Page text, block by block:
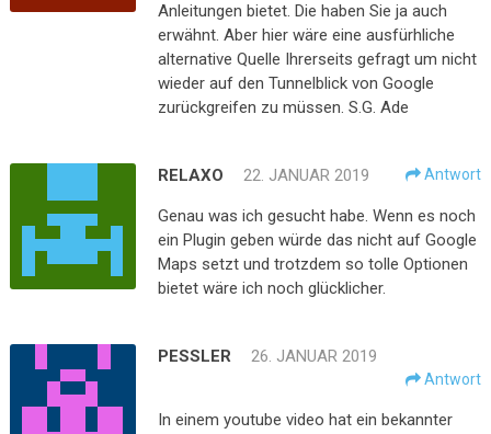
Anleitungen bietet. Die haben Sie ja auch
erwähnt. Aber hier wäre eine ausfürhliche
alternative Quelle Ihrerseits gefragt um nicht
wieder auf den Tunnelblick von Google
zurückgreifen zu müssen. S.G. Ade
RELAXO 22. JANUAR 2019 Antwort
Genau was ich gesucht habe. Wenn es noch
ein Plugin geben würde das nicht auf Google
Maps setzt und trotzdem so tolle Optionen
bietet wäre ich noch glücklicher.
PESSLER 26. JANUAR 2019
Antwort
In einem youtube video hat ein bekannter